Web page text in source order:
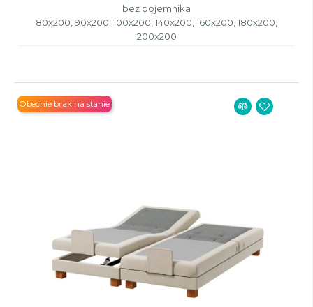
bez pojemnika
80x200, 90x200, 100x200, 140x200, 160x200, 180x200,
200x200
Obecnie brak na stanie